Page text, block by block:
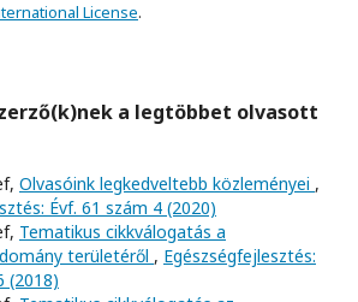
License.
a legtöbbet olvasott
Olvasóink legkedveltebb közleményei ,
Évf. 61 szám 4 (2020)
Tematikus cikkválogatás a
területéről , Egészségfejlesztés:
(2018)